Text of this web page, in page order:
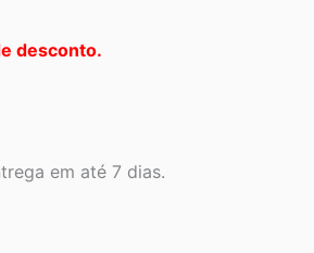
desconto.
em até 7 dias.